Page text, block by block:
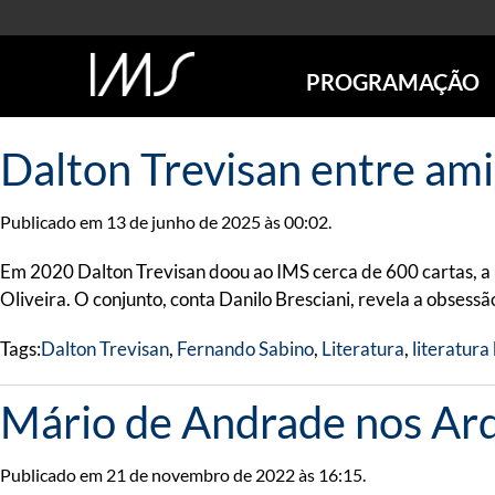
PROGRAMAÇÃO
SÃO PAULO
POÇOS DE CALDAS
FUTURAS
ANTERIORES
TOURS VIRTUAIS
VISITAS MEDIADAS
Dalton Trevisan entre
Publicado em 13 de junho de 2025 às 00:02.
Em 2020 Dalton Trevisan doou ao IMS cerca de 600 cartas,
Oliveira. O conjunto, conta Danilo Bresciani, revela a
Tags:Dalton Trevisan, Fernando Sabino, Literatura, literatura
Mário de Andrade nos
Publicado em 21 de novembro de 2022 às 16:15.